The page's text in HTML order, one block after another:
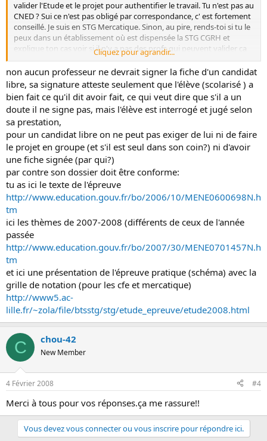
valider l'Etude et le projet pour authentifier le travail. Tu n'est pas au
CNED ? Sui ce n'est pas obligé par correspondance, c' est fortement
conseillé. Je suis en STG Mercatique. Sinon, au pire, rends-toi si tu le
peux dans un établissement où est dispensée la STG CGRH et
explique ton cas voir si il n'y a pas des profs qui peuvent valider ça
Cliquez pour agrandir...
non aucun professeur ne devrait signer la fiche d'un candidat
libre, sa signature atteste seulement que l'élève (scolarisé ) a
bien fait ce qu'il dit avoir fait, ce qui veut dire que s'il a un
doute il ne signe pas, mais l'élève est interrogé et jugé selon
sa prestation,
pour un candidat libre on ne peut pas exiger de lui ni de faire
le projet en groupe (et s'il est seul dans son coin?) ni d'avoir
une fiche signée (par qui?)
par contre son dossier doit être conforme:
tu as ici le texte de l'épreuve
http://www.education.gouv.fr/bo/2006/10/MENE0600698N.h
tm
ici les thèmes de 2007-2008 (différents de ceux de l'année
passée
http://www.education.gouv.fr/bo/2007/30/MENE0701457N.h
tm
et ici une présentation de l'épreuve pratique (schéma) avec la
grille de notation (pour les cfe et mercatique)
http://www5.ac-
lille.fr/~zola/file/btsstg/stg/etude_epreuve/etude2008.html
C chou-42
New Member
4 Février 2008 #4
Merci à tous pour vos réponses.ça me rassure!!
Vous devez vous connecter ou vous inscrire pour répondre ici.